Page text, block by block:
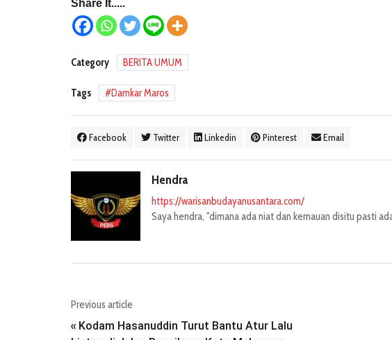
Share It.....
Category BERITA UMUM
Tags Damkar Maros
Facebook Twitter Linkedin Pinterest Email
Hendra
https://warisanbudayanusantara.com/
Saya hendra, "dimana ada niat dan kemauan disitu pasti
Previous article
« Kodam Hasanuddin Turut Bantu Atur Lalu